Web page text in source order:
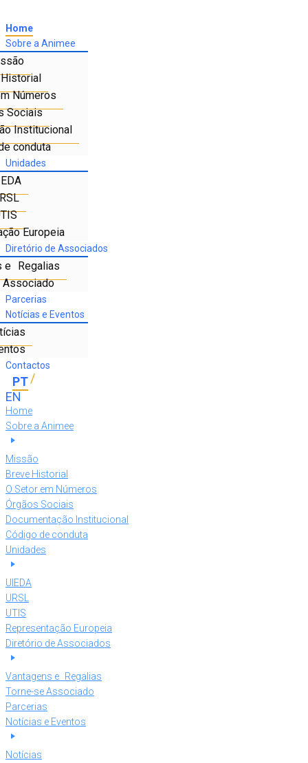
Home
Sobre a Animee
Números
Sociais
Institucional
conduta
Unidades
Europeia
Diretório de Associados
e Regalias
Associado
Parcerias
Notícias e Eventos
Contactos
Home
Sobre a Animee
Missão
Breve Historial
O Setor em Números
Órgãos Sociais
Documentação Institucional
Código de conduta
Unidades
UIEDA
URSL
UTIS
Representação Europeia
Diretório de Associados
Vantagens e Regalias
Torne-se Associado
Parcerias
Notícias e Eventos
Notícias